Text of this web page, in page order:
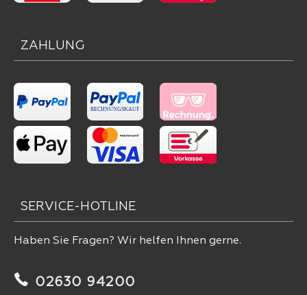
ZAHLUNG
SERVICE-HOTLINE
Haben Sie Fragen? Wir helfen Ihnen gerne.
02630 94200